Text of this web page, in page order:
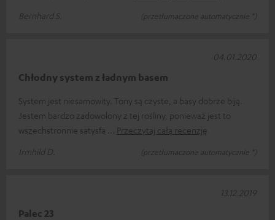
Bernhard S.
(przetłumaczone automatycznie *)
Chłodny system z ładnym basem
System jest niesamowity. Tony są czyste, a basy dobrze biją.
Jestem bardzo zadowolony z tej rośliny, ponieważ jest to
wszechstronnie satysfa
Przeczytaj całą recenzję
Irmhild D.
(przetłumaczone automatycznie *)
04.01.2020
Palec 23
13.12.2019